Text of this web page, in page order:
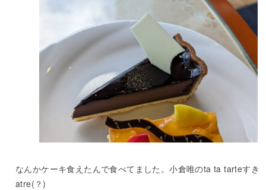
なんかケーキ食えたんで食べてました。小倉唯のta ta tarteす
atre(？)